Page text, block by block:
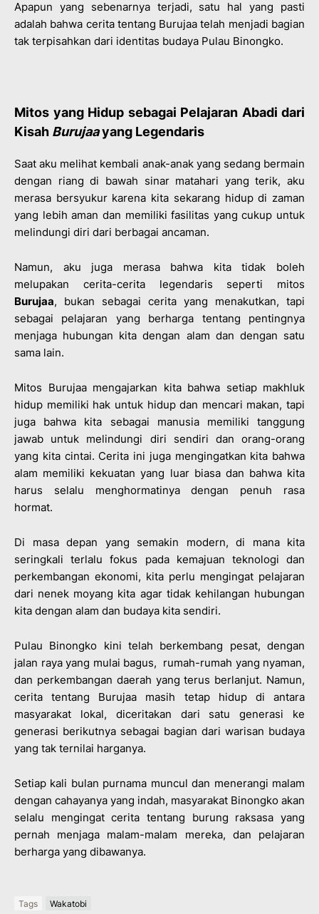
Apapun yang sebenarnya terjadi, satu hal yang pasti
adalah bahwa cerita tentang Burujaa telah menjadi bagian
tak terpisahkan dari identitas budaya Pulau Binongko.
Mitos yang Hidup sebagai Pelajaran Abadi dari
Kisah Burujaayang Legendaris
Saat aku melihat kembali anak-anak yang sedang bermain
dengan riang di bawah sinar matahari yang terik, aku
merasa bersyukur karena kita sekarang hidup di zaman
yang lebih aman dan memiliki fasilitas yang cukup untuk
melindungi diri dari berbagai ancaman.
Namun, aku juga merasa bahwa kita tidak boleh
melupakan cerita-cerita legendaris seperti mitos
Burujaa, bukan sebagai cerita yang menakutkan, tapi
sebagai pelajaran yang berharga tentang pentingnya
menjaga hubungan kita dengan alam dan dengan satu
sama lain.
Mitos Burujaa mengajarkan kita bahwa setiap makhluk
hidup memiliki hak untuk hidup dan mencari makan, tapi
juga bahwa kita sebagai manusia memiliki tanggung
jawab untuk melindungi diri sendiri dan orang-orang
yang kita cintai. Cerita ini juga mengingatkan kita bahwa
alam memiliki kekuatan yang luar biasa dan bahwa kita
harus selalu menghormatinya dengan penuh rasa
hormat.
Di masa depan yang semakin modern, di mana kita
seringkali terlalu fokus pada kemajuan teknologi dan
perkembangan ekonomi, kita perlu mengingat pelajaran
dari nenek moyang kita agar tidak kehilangan hubungan
kita dengan alam dan budaya kita sendiri.
Pulau Binongko kini telah berkembang pesat, dengan
jalan raya yang mulai bagus, rumah-rumah yang nyaman,
dan perkembangan daerah yang terus berlanjut. Namun,
cerita tentang Burujaa masih tetap hidup di antara
masyarakat lokal, diceritakan dari satu generasi ke
generasi berikutnya sebagai bagian dari warisan budaya
yang tak ternilai harganya.
Setiap kali bulan purnama muncul dan menerangi malam
dengan cahayanya yang indah, masyarakat Binongko akan
selalu mengingat cerita tentang burung raksasa yang
pernah menjaga malam-malam mereka, dan pelajaran
berharga yang dibawanya.
Tags Wakatobi